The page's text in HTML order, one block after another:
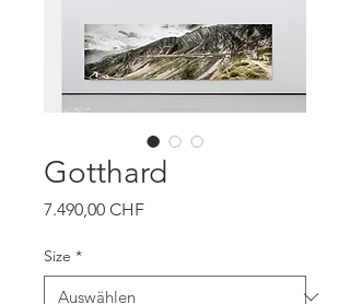
Gotthard
7.490,00 CHFPreis
Size *